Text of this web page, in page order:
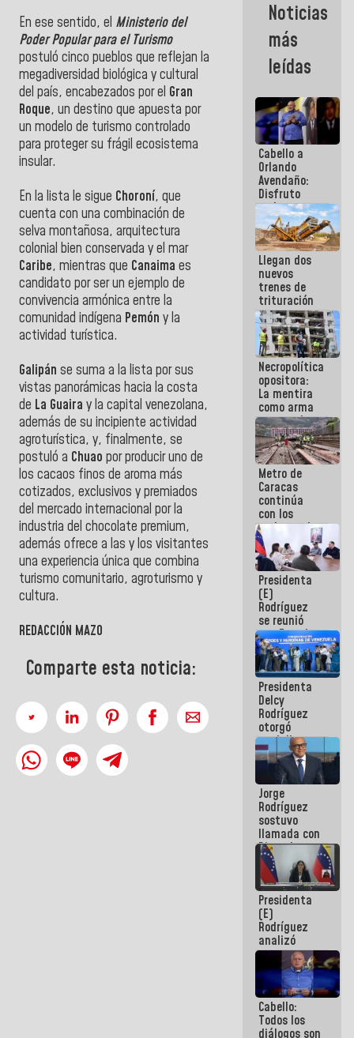
En ese sentido, el Ministerio del
Poder Popular para el Turismo
postuló cinco pueblos que reflejan la
megadiversidad biológica y cultural
del país, encabezados por el Gran
Roque, un destino que apuesta por
un modelo de turismo controlado
para proteger su frágil ecosistema
insular.
En la lista le sigue Choroní, que
cuenta con una combinación de
selva montañosa, arquitectura
colonial bien conservada y el mar
Caribe, mientras que Canaima es
candidato por ser un ejemplo de
convivencia armónica entre la
comunidad indígena Pemón y la
actividad turística.
Galipán se suma a la lista por sus
vistas panorámicas hacia la costa
de La Guaira y la capital venezolana,
además de su incipiente actividad
agroturística, y, finalmente, se
postuló a Chuao por producir uno de
los cacaos finos de aroma más
cotizados, exclusivos y premiados
del mercado internacional por la
industria del chocolate premium,
además ofrece a las y los visitantes
una experiencia única que combina
turismo comunitario, agroturismo y
cultura.
REDACCIÓN MAZO
Comparte esta noticia:
emprendedores
afectados
por
terremotos
Noticias
más
leídas
Cabello a
Orlando
Avendaño:
Disfruto
cada vez
que escribes
porque lo
que haces
es
embarrarla
Llegan dos
nuevos
trenes de
trituración
para
optimizar
manejo de
escombros
en La Guaira
Necropolítica
opositora:
La mentira
como arma
contra el
Pueblo
Metro de
Caracas
continúa
con los
trabajos de
mantenimiento
e inspección
en la Línea 2
Presidenta
(E)
Rodríguez
se reunió
con Estado
Mayor
Eléctrico
para
abordar
planes de
acción
Presidenta
Delcy
Rodríguez
otorgó
medalla
"Héroe de
Venezuela"
a servidores
públicos
Jorge
Rodríguez
sostuvo
llamada con
Dinorah
Figuera y
acuerdan
primer
encuentro
presencial
para el
diálogo
Presidenta
(E)
Rodríguez
analizó
junto a
gobernadores
planes de
recuperación
del Sistema
Eléctrico
Cabello:
Todos los
diálogos son